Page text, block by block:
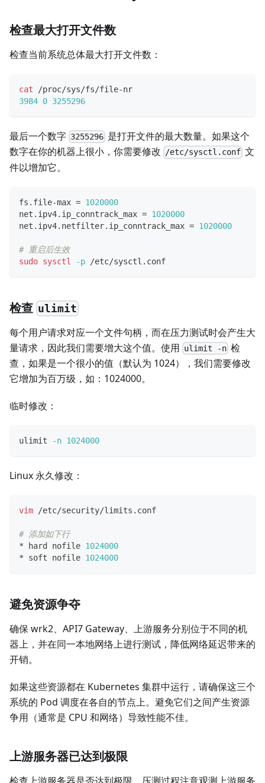
检查最大打开文件数
检查当前系统总体最大打开文件数：
cat /proc/sys/fs/file-nr
3984 0 3255296
最后一个数字 3255296 是打开文件的最大数量。如果这个
数字在你的机器上很小，你需要修改 /etc/sysctl.conf 文
件以增加它。
fs.file-max = 1020000
net.ipv4.ip_conntrack_max = 1020000
net.ipv4.netfilter.ip_conntrack_max = 1020000
# 重启后生效
sudo sysctl -p /etc/sysctl.conf
检查 ulimit
每个用户请求对应一个文件句柄，而在压力测试时会产生大
量请求，因此我们需要增大这个值。使用 ulimit -n 检
查，如果是一个很小的值（默认为 1024），我们需要修改
它增加为百万级，如：1024000。
临时修改：
ulimit -n 1024000
Linux 永久修改：
vim /etc/security/limits.conf
# 添加如下行
* hard nofile 1024000
* soft nofile 1024000
避免资源争夺
确保 wrk2、API7 Gateway、上游服务分别位于不同的机
器上，并在同一本地网络上进行测试，降低网络延迟带来的
开销。
如果这些资源都在 Kubernetes 集群中运行，请确保这三个
系统的 Pod 调度在各自的节点上。避免它们之间产生资源
争用（通常是 CPU 和网络）导致性能不佳。
上游服务器已达到极限